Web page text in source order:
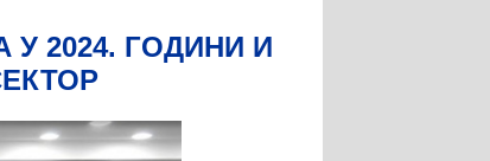
2024. ГОДИНИ И